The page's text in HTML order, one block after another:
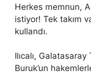
Herkes memnun,
istiyor! Tek takım
kullandı.
Ilıcalı,
Buruk’un